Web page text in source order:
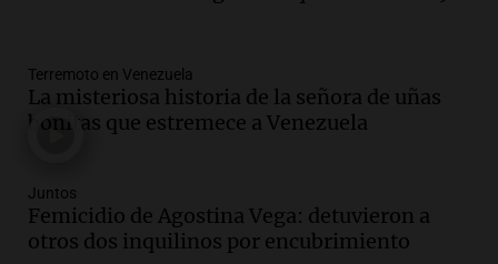
Panorama Federal
Episodios
Audio.La justicia reconoce el COVID
como enfermedad laboral tras caso de
Panorama Federal
Episodios
Audio.Mujer de más de 30 años muere
Terremoto en Venezuela
La misteriosa historia de la señora de uñas
bonitas que estremece a Venezuela
Juntos
Femicidio de Agostina Vega: detuvieron a
otros dos inquilinos por encubrimiento